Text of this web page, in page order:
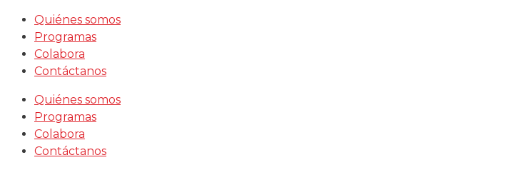
Saltar
contenido
Quiénes somos
Programas
Colabora
Contáctanos
Quiénes somos
Programas
Colabora
Contáctanos